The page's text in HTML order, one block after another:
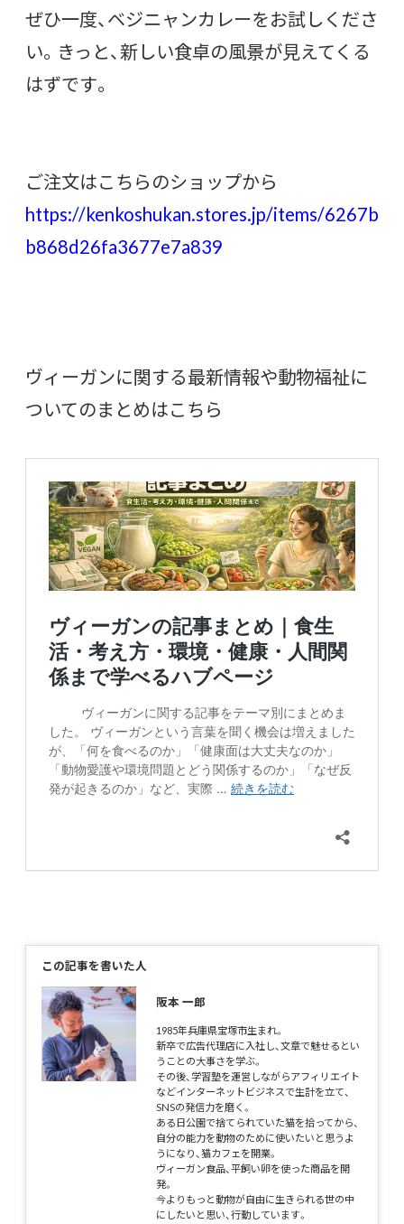
ぜひ一度、ベジニャンカレーをお試しくださ
い。きっと、新しい食卓の風景が見えてくる
はずです。
ご注文はこちらのショップから
https://kenkoshukan.stores.jp/items/6267b
b868d26fa3677e7a839
ヴィーガンに関する最新情報や動物福祉に
ついてのまとめはこちら
この記事を書いた人
阪本 一郎
1985年兵庫県宝塚市生まれ。
新卒で広告代理店に入社し、文章で魅せるとい
うことの大事さを学ぶ。
その後、学習塾を運営しながらアフィリエイト
などインターネットビジネスで生計を立て、
SNSの発信力を磨く。
ある日公園で捨てられていた猫を拾ってから、
自分の能力を動物のために使いたいと思うよ
うになり、猫カフェを開業。
ヴィーガン食品、平飼い卵を使った商品を開
発。
今よりもっと動物が自由に生きられる世の中
にしたいと思い、行動しています。